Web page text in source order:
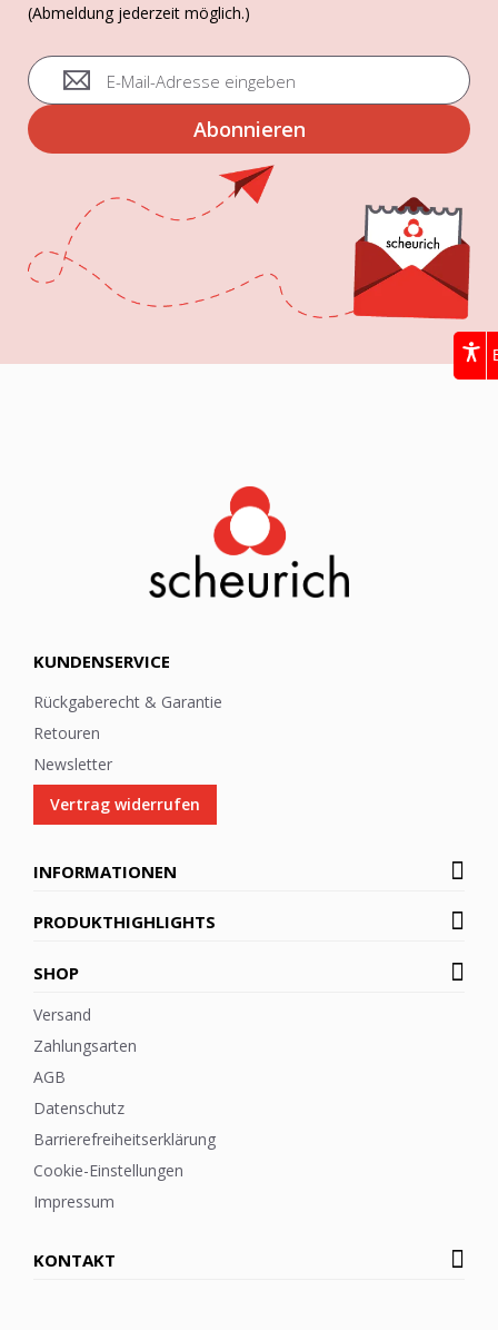
(Abmeldung jederzeit möglich.)
A
n
m
e
z
u
Abonnieren
KUNDENSERVICE
Rückgaberecht & Garantie
Retouren
Newsletter
Vertrag widerrufen
INFORMATIONEN
PRODUKTHIGHLIGHTS
SHOP
Versand
Zahlungsarten
AGB
Datenschutz
Barrierefreiheitserklärung
Cookie-Einstellungen
Impressum
KONTAKT